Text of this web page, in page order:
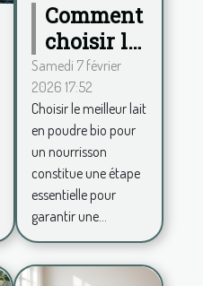
Comment
choisir le
meilleur
lait en
poudre
bio pour
votre
bébé?
Samedi 7 février
2026 17:52
Choisir le meilleur lait
en poudre bio pour
un nourrisson
constitue une étape
essentielle pour
garantir une...